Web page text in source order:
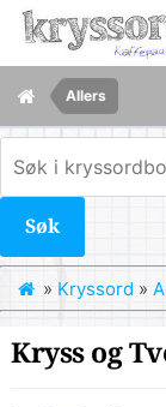
Allers
Søk
» Kryssord »
Kryss og